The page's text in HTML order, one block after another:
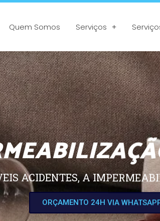
Quem Somos Serviços
ACIDENTES, A
ORÇAMENTO 24H VIA